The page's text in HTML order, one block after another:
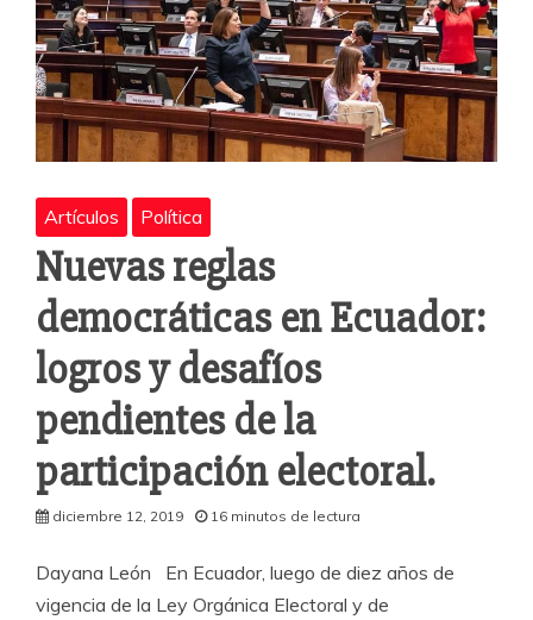
Artículos Política
Nuevas reglas
democráticas en Ecuador:
logros y desafíos
pendientes de la
participación electoral.
diciembre 12, 2019 16 minutos de lectura
Dayana León En Ecuador, luego de diez años de
vigencia de la Ley Orgánica Electoral y de